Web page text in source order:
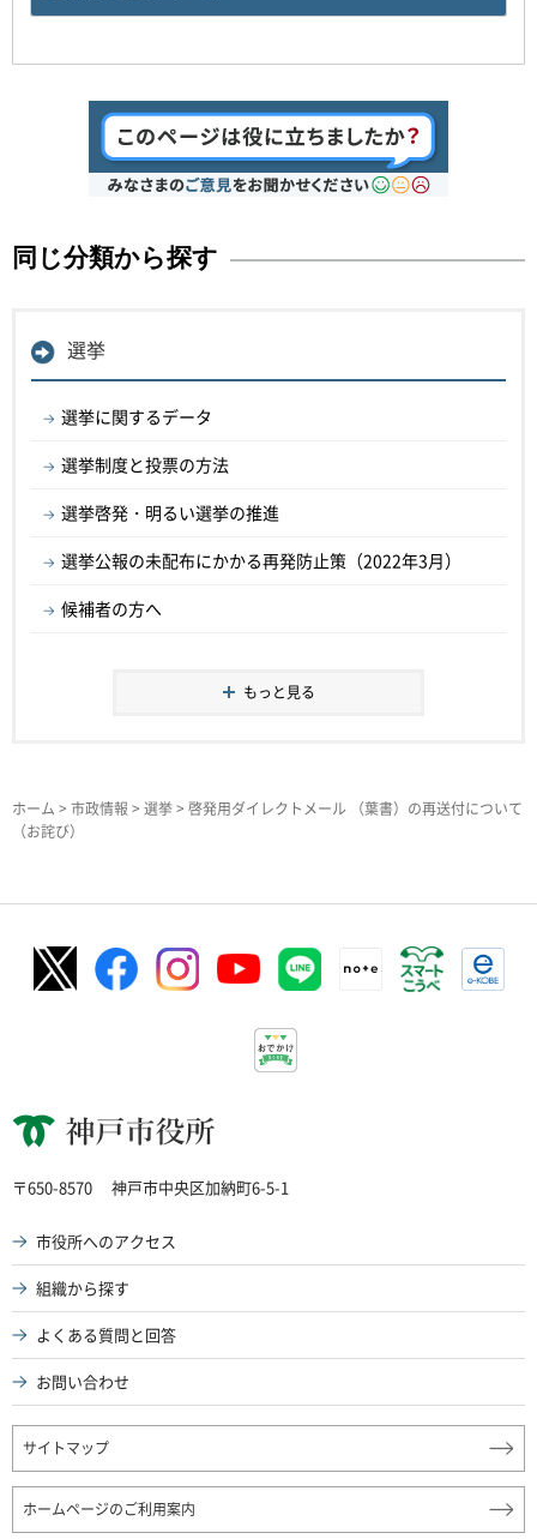
同じ分類から探す
選挙
選挙に関するデータ
選挙制度と投票の方法
選挙啓発・明るい選挙の推進
選挙公報の未配布にかかる再発防止策（2022年3月）
候補者の方へ
もっと見る
ホーム > 市政情報 > 選挙> 啓発用ダイレクトメール （葉書）の再送付について
（お詫び）
神戸市役所
〒650-8570 神戸市中央区加納町6-5-1
市役所へのアクセス
組織から探す
よくある質問と回答
お問い合わせ
サイトマップ
ホームページのご利用案内